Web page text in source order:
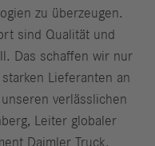
zu überzeugen.
sind Qualität und
Das schaffen wir nur
Lieferanten an
verlässlichen
Leiter globaler
Daimler Truck.